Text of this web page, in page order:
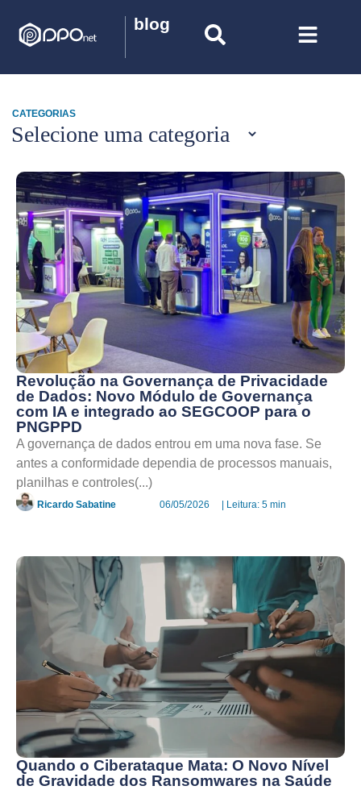
blog
CATEGORIAS
Revolução na Governança de Privacidade
de Dados: Novo Módulo de Governança
com IA e integrado ao SEGCOOP para o
PNGPPD
A governança de dados entrou em uma nova fase. Se
antes a conformidade dependia de processos manuais,
planilhas e controles(...)
Ricardo Sabatine 06/05/2026 | Leitura: 5 min
Quando o Ciberataque Mata: O Novo Nível
de Gravidade dos Ransomwares na Saúde